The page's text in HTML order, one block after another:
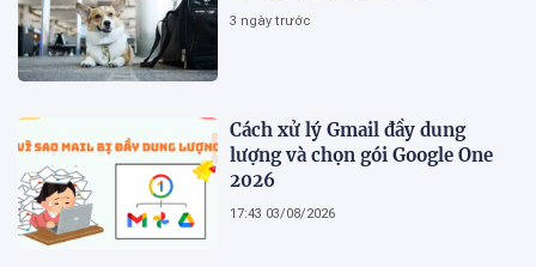
3 ngày trước
Cách xử lý Gmail đầy dung
lượng và chọn gói Google One
2026
17:43 03/08/2026